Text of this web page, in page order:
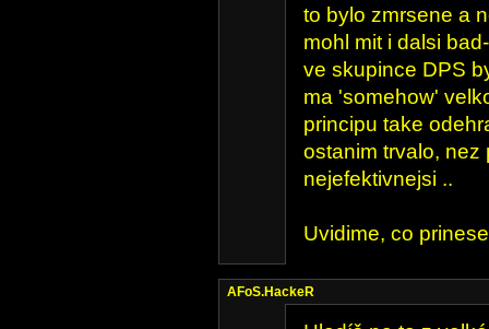
to bylo zmrsene a
mohl mit i dalsi
ve skupince DPS
ma 'somehow'
principu take
ostanim trvalo, nez
nejefektivnejsi ..
Uvidime, co
AFoS.HackeR